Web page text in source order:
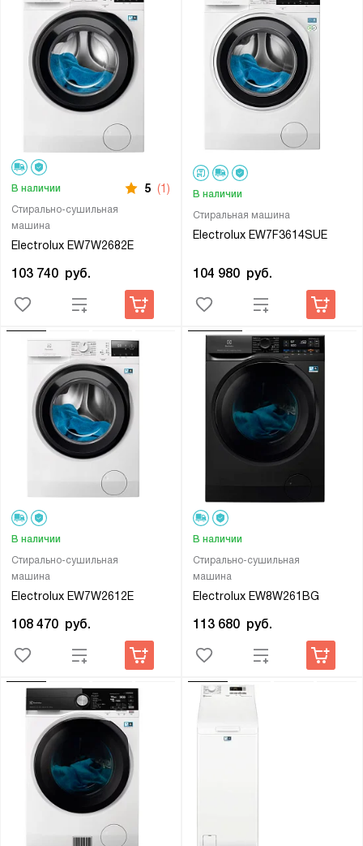
Стирально-сушильная
машина
Electrolux EW7W2682E
В наличии 5 (1)
103 740 руб.
Стиральная машина
Electrolux EW7F3614SUE
В наличии
104 980 руб.
Стирально-сушильная
машина
Electrolux EW7W2612E
В наличии
108 470 руб.
Стирально-сушильная
машина
Electrolux EW8W261BG
В наличии
113 680 руб.